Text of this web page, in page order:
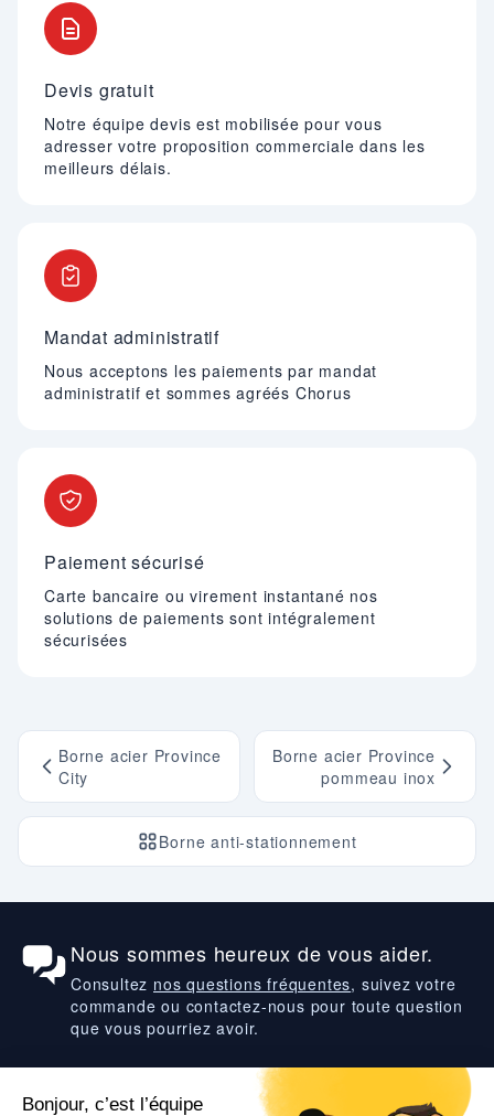
Devis gratuit
Notre équipe devis est mobilisée pour vous
adresser votre proposition commerciale dans les
meilleurs délais.
Mandat administratif
Nous acceptons les paiements par mandat
administratif et sommes agréés Chorus
Paiement sécurisé
Carte bancaire ou virement instantané nos
solutions de paiements sont intégralement
sécurisées
Borne acier Province
City
Borne anti-stationnement
Borne acier Province
pommeau inox
Nous sommes heureux de vous aider.
Consultez nos questions fréquentes, suivez votre
commande ou contactez-nous pour toute question
que vous pourriez avoir.